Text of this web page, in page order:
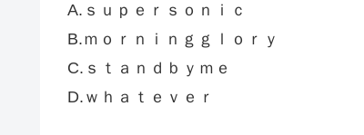
A.ｓｕｐｅｒｓｏｎｉｃ
B.ｍｏｒｎｉｎｇｇｌｏｒｙ
C.ｓｔａｎｄｂｙｍｅ
D.ｗｈａｔｅｖｅｒ